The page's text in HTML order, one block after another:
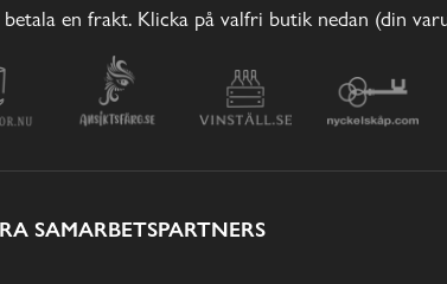
en frakt. Klicka på valfri butik nedan (din
SAMARBETSPARTNERS